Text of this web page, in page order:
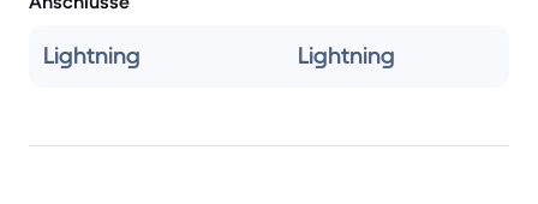
Lightning Lightning